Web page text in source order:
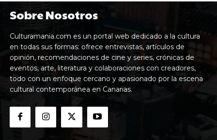
Sobre Nosotros
Culturamania.com es un portal web dedicado a la cultura
en todas sus formas: ofrece entrevistas, artículos de
opinión, recomendaciones de cine y series, crónicas de
eventos, arte, literatura y colaboraciones con creadores,
todo con un enfoque cercano y apasionado por la escena
cultural contemporánea en Canarias.